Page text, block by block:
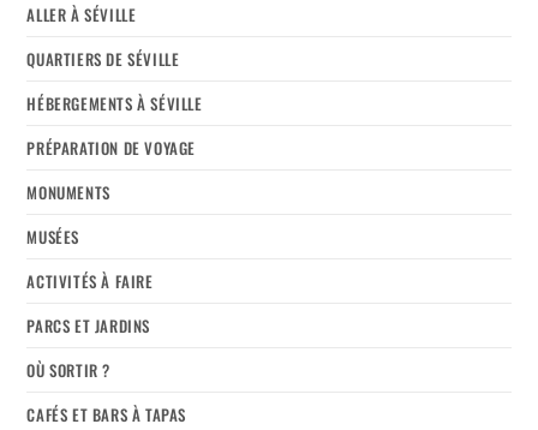
ALLER À SÉVILLE
QUARTIERS DE SÉVILLE
HÉBERGEMENTS À SÉVILLE
PRÉPARATION DE VOYAGE
MONUMENTS
MUSÉES
ACTIVITÉS À FAIRE
PARCS ET JARDINS
OÙ SORTIR ?
CAFÉS ET BARS À TAPAS